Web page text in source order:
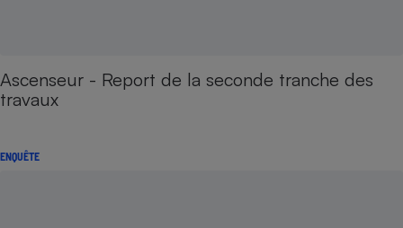
Ascenseur - Report de la seconde tranche des
travaux
ENQUÊTE